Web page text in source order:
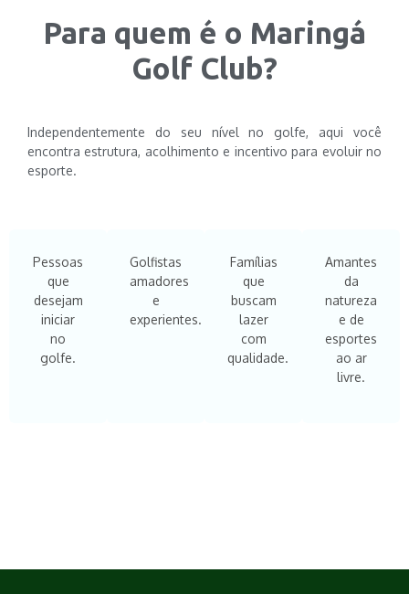
Para quem é o Maringá
Golf Club?
Independentemente do seu nível no golfe, aqui você
encontra estrutura, acolhimento e incentivo para evoluir no
esporte.
Pessoas
que
desejam
iniciar
no
golfe.
Golfistas
amadores
e
experientes.
Famílias
que
buscam
lazer
com
qualidade.
Amantes
da
natureza
e de
esportes
ao ar
livre.